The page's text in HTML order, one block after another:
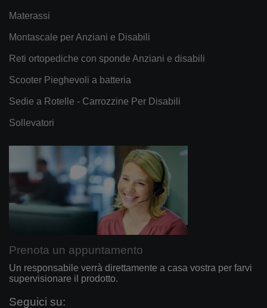
Materassi
Montascale per Anziani e Disabili
Reti ortopediche con sponde Anziani e disabili
Scooter Pieghevoli a batteria
Sedie a Rotelle - Carrozzine Per Disabili
Sollevatori
Prenota un appuntamento
Un responsabile verrà direttamente a casa vostra per farvi
supervisionare il prodotto.
Seguici su: